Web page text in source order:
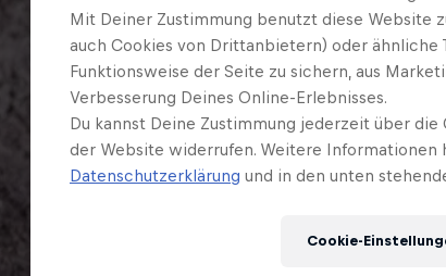
Mit Deiner Zustimmung benutzt diese Website
auch Cookies von Drittanbietern) oder ähnliche
Funktionsweise der Seite zu sichern, aus
Verbesserung Deines Online-Erlebnisses.
Du kannst Deine Zustimmung jederzeit über
der Website widerrufen. Weitere Informationen
Datenschutzerklärung und in den unten
Cookie-